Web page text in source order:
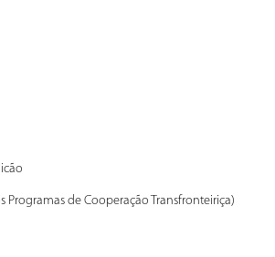
Programas de Cooperação Transfronteiriça)